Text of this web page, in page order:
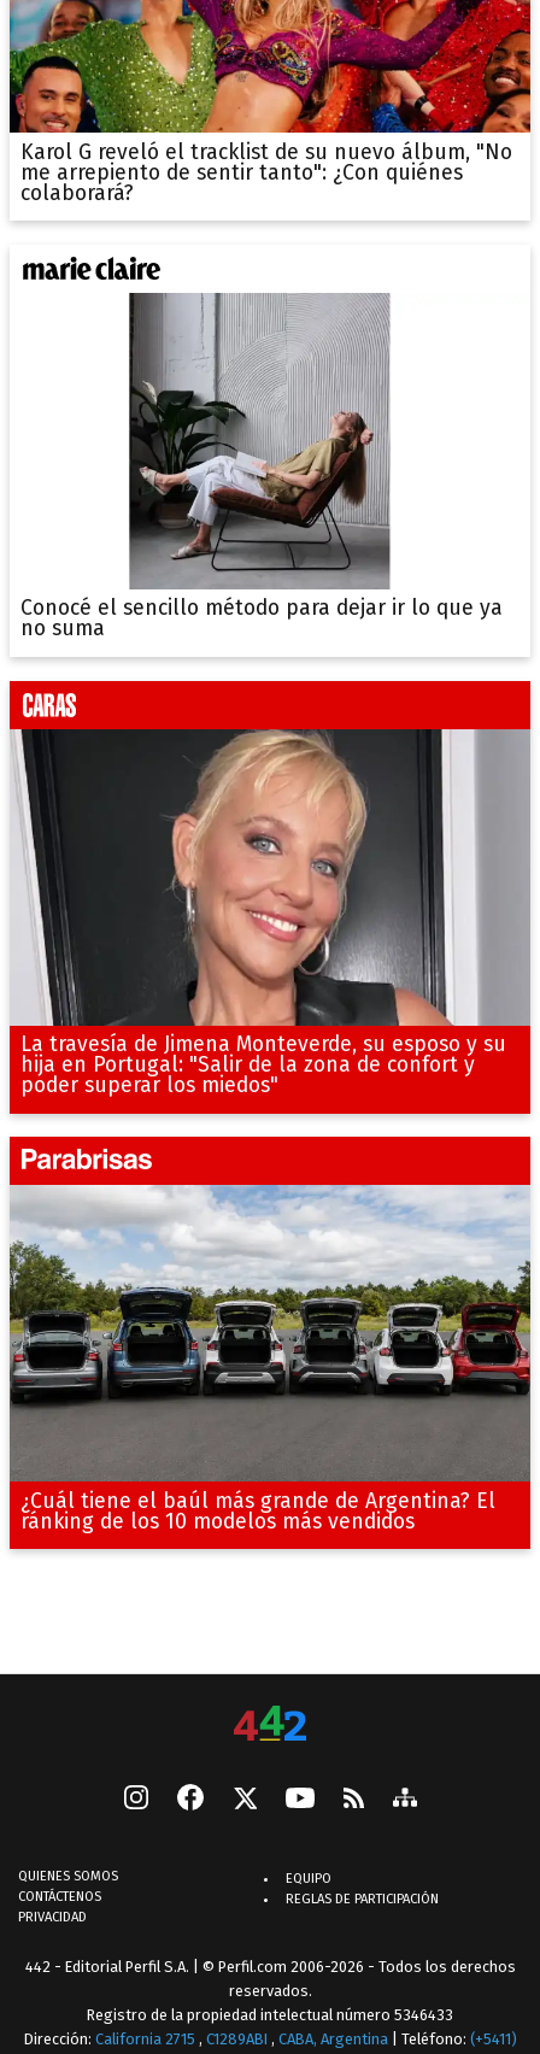
Karol G reveló el tracklist de su nuevo álbum, "No
me arrepiento de sentir tanto": ¿Con quiénes
colaborará?
Conocé el sencillo método para dejar ir lo que ya
no suma
La travesía de Jimena Monteverde, su esposo y su
hija en Portugal: "Salir de la zona de confort y
poder superar los miedos"
¿Cuál tiene el baúl más grande de Argentina? El
ránking de los 10 modelos más vendidos
QUIENES SOMOS
CONTÁCTENOS
PRIVACIDAD
EQUIPO
REGLAS DE PARTICIPACIÓN
442 - Editorial Perfil S.A. | © Perfil.com 2006-2026 - Todos los derechos
reservados.
Registro de la propiedad intelectual número 5346433
Dirección: California 2715 , C1289ABI , CABA, Argentina | Teléfono: (+5411)